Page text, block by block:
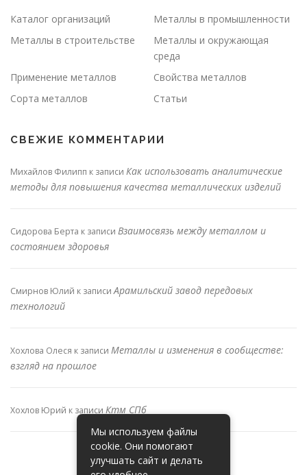
Каталог организаций
Металлы в промышленности
Металлы в строительстве
Металлы и окружающая
среда
Применение металлов
Свойства металлов
Сорта металлов
Статьи
СВЕЖИЕ КОММЕНТАРИИ
Михайлов Филипп к записи Как использовать аналитические
методы для повышения качества металлических изделий
Сидорова Берта к записи Взаимосвязь между металлом и
состоянием здоровья
Смирнов Юлий к записиАрамильский завод передовых
технологий
Хохлова Олеся к записи Металлы и изменения в сообществе:
взгляд на прошлое
Хохлов Юрий к записи Ктм СПб
Мы используем файлы
cookie. Они помогают
улучшать сайт и делать